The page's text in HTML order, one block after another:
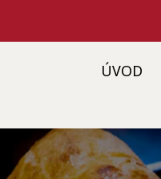
ÚVOD